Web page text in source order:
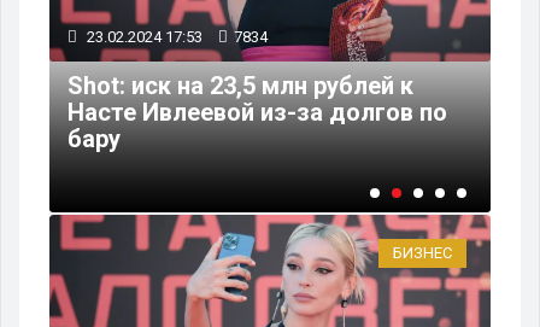
23.02.2024 17:53 7834
Shot: иск на 23,5 млн рублей к
Насте Ивлеевой из-за долгов по
бару
БИЗНЕС